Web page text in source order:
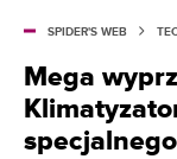
SPIDER'S WEB
Mega
specjalnego